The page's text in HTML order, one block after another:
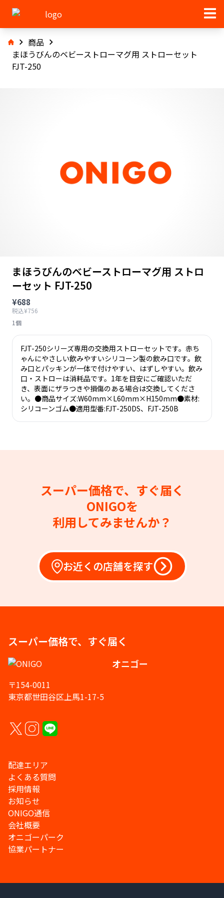
商品
まほうびんのベビーストローマグ用 ストローセット
FJT-250
まほうびんのベビーストローマグ用 ストロ
ーセット FJT-250
¥688
税込¥756
1個
FJT-250シリーズ専用の交換用ストローセットです。赤ち
ゃんにやさしい飲みやすいシリコーン製の飲み口です。飲
み口とパッキンが一体で付けやすい、はずしやすい。飲み
口・ストローは消耗品です。1年を目安にご確認いただ
き、表面にザラつきや損傷のある場合は交換してくださ
い。●商品サイズ:W60mm×L60mm×H150mm●素材:
シリコーンゴム●適用型番:FJT-250DS、FJT-250B
スーパー価格で、すぐ届く
ONIGOを
利用してみませんか？
お近くの店舗を探す
スーパー価格で、すぐ届く
オニゴー
〒154-0011
東京都世田谷区上馬1-17-5
配達エリア
よくある質問
採用情報
お知らせ
ONIGO通信
会社概要
オニゴーパーク
協業パートナー